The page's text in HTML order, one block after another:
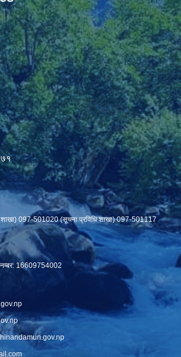
097-501020 (सूचना प्रविधि शाखा) 097-501117
नम्बर: 16609754002